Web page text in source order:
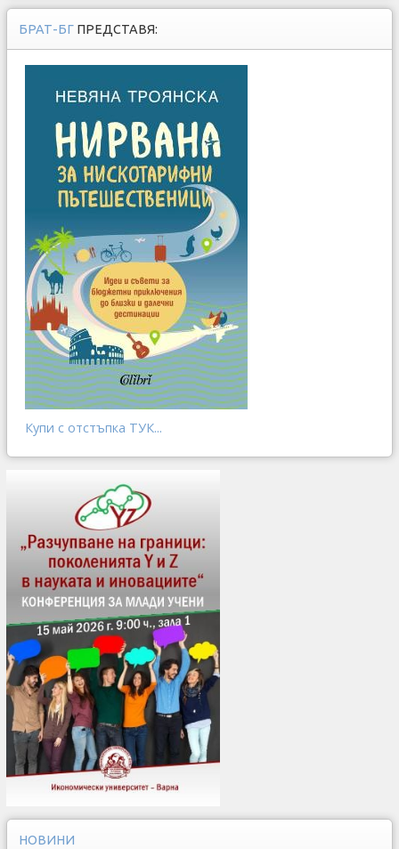
БРАТ-БГ ПРЕДСТАВЯ:
Купи с отстъпка ТУК...
НОВИНИ